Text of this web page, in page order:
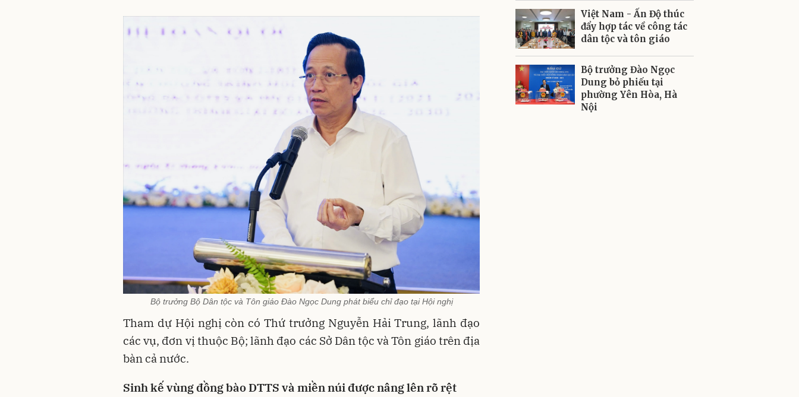
Bộ trưởng Bộ Dân tộc và Tôn giáo Đào Ngọc Dung phát biểu chỉ đạo tại Hội nghị
Tham dự Hội nghị còn có Thứ trưởng Nguyễn Hải Trung, lãnh đạo
các vụ, đơn vị thuộc Bộ; lãnh đạo các Sở Dân tộc và Tôn giáo trên địa
bàn cả nước.
Sinh kế vùng đồng bào DTTS và miền núi được nâng lên rõ rệt
Việt Nam - Ấn Độ thúc
đẩy hợp tác về công tác
dân tộc và tôn giáo
Bộ trưởng Đào Ngọc
Dung bỏ phiếu tại
phường Yên Hòa, Hà
Nội